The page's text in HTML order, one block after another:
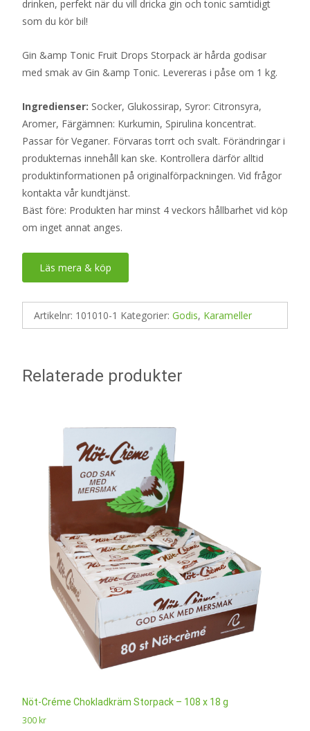
drinken, perfekt när du vill dricka gin och tonic samtidigt
som du kör bil!
Gin &amp Tonic Fruit Drops Storpack är hårda godisar
med smak av Gin &amp Tonic. Levereras i påse om 1 kg.
Ingredienser: Socker, Glukossirap, Syror: Citronsyra,
Aromer, Färgämnen: Kurkumin, Spirulina koncentrat.
Passar för Veganer. Förvaras torrt och svalt. Förändringar i
produkternas innehåll kan ske. Kontrollera därför alltid
produktinformationen på originalförpackningen. Vid frågor
kontakta vår kundtjänst.
Bäst före: Produkten har minst 4 veckors hållbarhet vid köp
om inget annat anges.
Läs mera & köp
Artikelnr: 101010-1 Kategorier: Godis, Karameller
Relaterade produkter
Nöt-Créme Chokladkräm Storpack – 108 x 18 g
300 kr